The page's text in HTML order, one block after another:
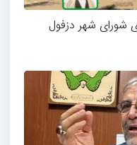
شهر دزفول